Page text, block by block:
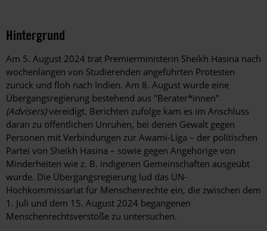
Hintergrund
Am 5. August 2024 trat Premierministerin Sheikh Hasina nach
wochenlangen von Studierenden angeführten Protesten
zurück und floh nach Indien. Am 8. August wurde eine
Übergangsregierung bestehend aus "Berater*innen"
(Advisers)vereidigt. Berichten zufolge kam es im Anschluss
daran zu öffentlichen Unruhen, bei denen Gewalt gegen
Personen mit Verbindungen zur Awami-Liga – der politischen
Partei von Sheikh Hasina – sowie gegen Angehörige von
Minderheiten wie z. B. indigenen Gemeinschaften ausgeübt
wurde. Die Übergangsregierung lud das UN-
Hochkommissariat für Menschenrechte ein, die zwischen dem
1. Juli und dem 15. August 2024 begangenen
Menschenrechtsverstöße zu untersuchen.